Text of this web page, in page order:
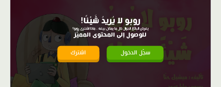
روبو لا يُريدُ شَيْئًا!
يعرض البائع الجوال كل ما يمكن بيعه ، ماذا اشترى روبو؟
للوصول إلى المحتوى المميّز
سجّل الدخول اشترك